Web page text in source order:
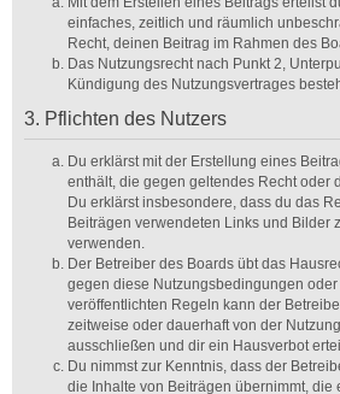
einfaches, zeitlich und räumlich
Recht, deinen Beitrag im Rahmen des
Das Nutzungsrecht nach Punkt 2,
Kündigung des Nutzungsvertrages
3. Pflichten des Nutzers
Du erklärst mit der Erstellung eines
enthält, die gegen geltendes Recht oder
Du erklärst insbesondere, dass du das
Beiträgen verwendeten Links und Bilder
verwenden.
Der Betreiber des Boards übt das
gegen diese Nutzungsbedingungen
veröffentlichten Regeln kann der
zeitweise oder dauerhaft von der
ausschließen und dir ein Hausverbot
Du nimmst zur Kenntnis, dass der
die Inhalte von Beiträgen übernimmt, die